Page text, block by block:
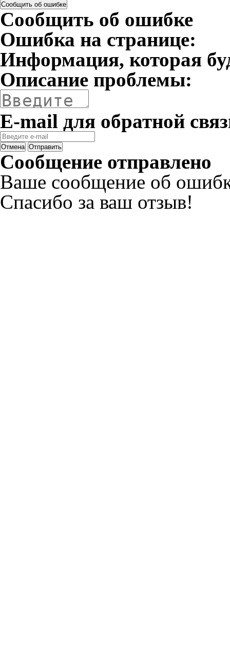
Сообщить об ошибке
Сообщить об ошибке
Ошибка на странице:
Информация, которая
Описание проблемы:
E-mail для обратной
Отмена Отправить
Сообщение отправлено
Ваше сообщение об
Спасибо за ваш отзыв!